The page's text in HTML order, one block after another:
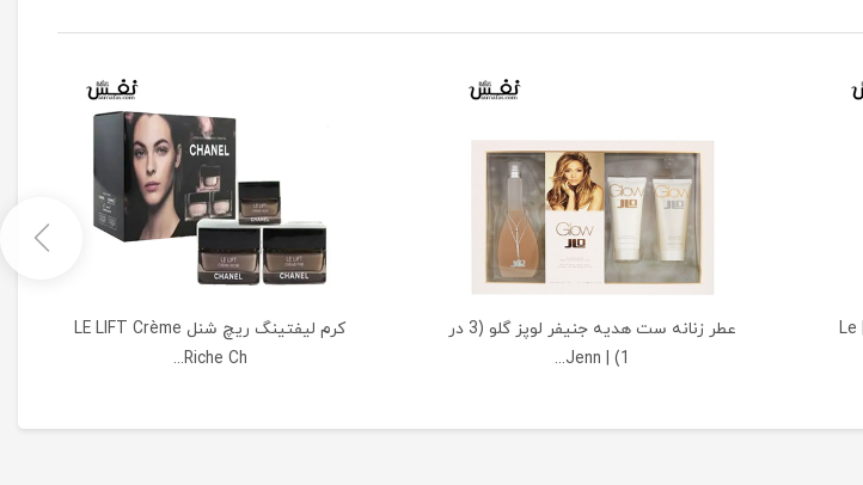
ست مراقبت صورت ضد چروک شنل | Le
عطر زنانه ست هدیه جنیفر لوپز گلو (3 در
1) | Jenn...
کرم لیفتینگ ریچ شنل LE LIFT Crème
Riche Ch...